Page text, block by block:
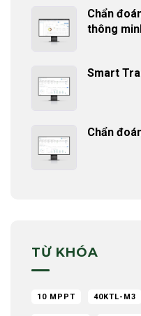
Chẩn
thông
Smart
Chẩn
TỪ KHÓA
10 MPPT 40KTL-M3